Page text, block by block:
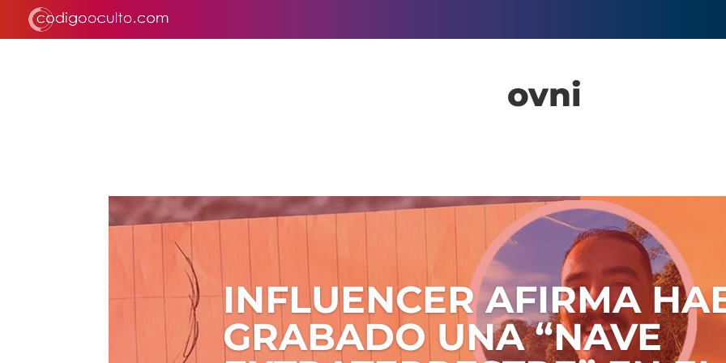
ovni
INFLUENCER AFIRMA
GRABADO UNA “NAVE